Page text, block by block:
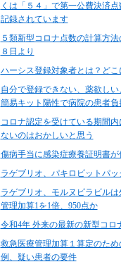
くは「５４」で第一公費決済
記録されています
５類新型コロナ点数の計算方
８日より
ハーシス登録対象者とは？どこ
自分で登録できない、薬欲し
簡易キット陽性で病院の患者負
コロナ認定を受けている期間
ないのはおかしいと思う
傷病手当に感染症療養証明書
ラゲブリオ、パキロビットパ
ラゲブリオ、モルヌピラビル
管理加算1を1倍、950点か
令和4年 外来の最新の新型コロ
救急医療管理加算１算定のた
例、疑い患者の要件